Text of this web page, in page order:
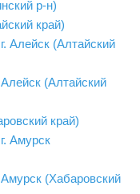
ВОЙТИ
на
обработку
р-н)
край)
(Хабаровский край)